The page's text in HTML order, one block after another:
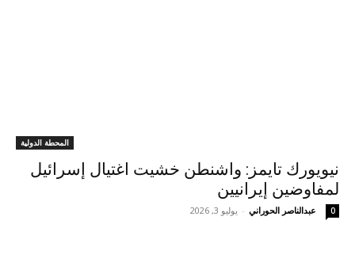
المحطة الدولية
نيويورك تايمز: واشنطن خشيت اغتيال إسرائيل
لمفاوضين إيرانيين
عبدالناصر الحوراني - يوليو 3, 2026 0